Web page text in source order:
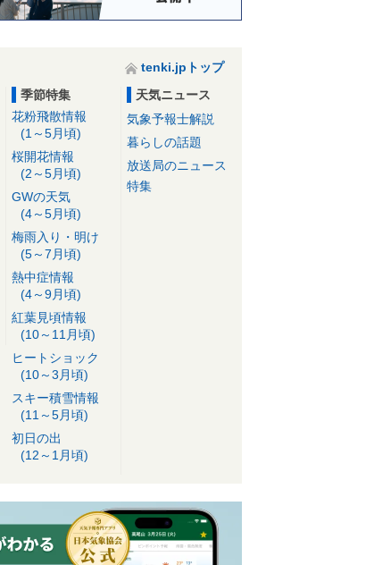
tenki.jpトップ
季節特集
花粉飛散情報
(1～5月頃)
桜開花情報
(2～5月頃)
GWの天気
(4～5月頃)
梅雨入り・明け
(5～7月頃)
熱中症情報
(4～9月頃)
紅葉見頃情報
(10～11月頃)
ヒートショック
(10～3月頃)
スキー積雪情報
(11～5月頃)
初日の出
(12～1月頃)
天気ニュース
気象予報士解説
暮らしの話題
放送局のニュース
特集